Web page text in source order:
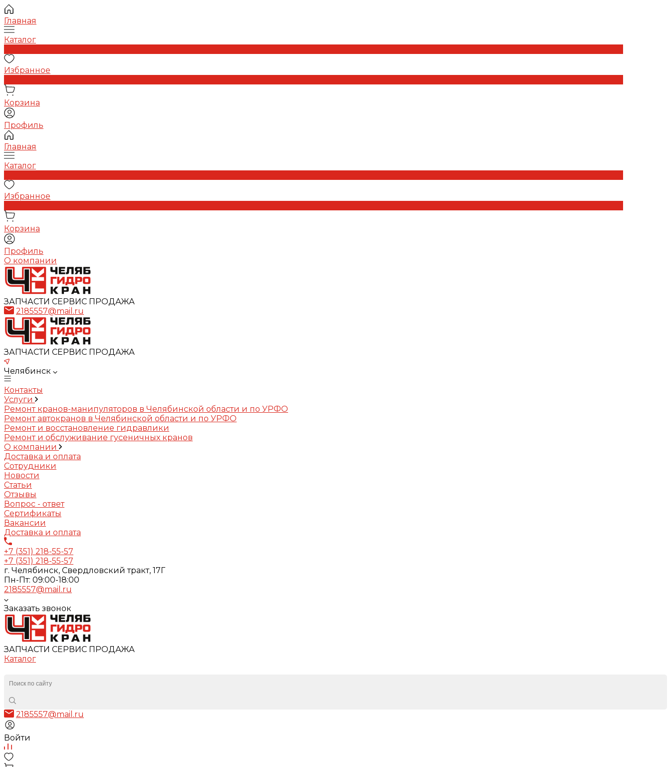
Главная
Каталог
Избранное
Корзина
Профиль
Главная
Каталог
Избранное
Корзина
Профиль
О компании
ЗАПЧАСТИ СЕРВИС ПРОДАЖА
2185557@mail.ru
ЗАПЧАСТИ СЕРВИС ПРОДАЖА
Челябинск
Контакты
Услуги
Ремонт кранов-манипуляторов в Челябинской области и по УРФО
Ремонт автокранов в Челябинской области и по УРФО
Ремонт и восстановление гидравлики
Ремонт и обслуживание гусеничных кранов
О компании
Доставка и оплата
Сотрудники
Новости
Статьи
Отзывы
Вопрос - ответ
Сертификаты
Вакансии
Доставка и оплата
+7 (351) 218-55-57
+7 (351) 218-55-57
г. Челябинск, Свердловский тракт, 17Г
Пн-Пт: 09:00-18:00
2185557@mail.ru
Заказать звонок
ЗАПЧАСТИ СЕРВИС ПРОДАЖА
Каталог
2185557@mail.ru
Войти